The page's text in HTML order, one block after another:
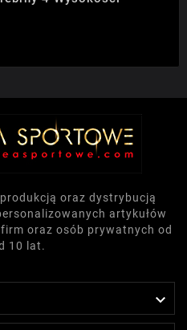
oraz dystrybucją
artykułów
oraz osób prywatnych od
10 lat.
